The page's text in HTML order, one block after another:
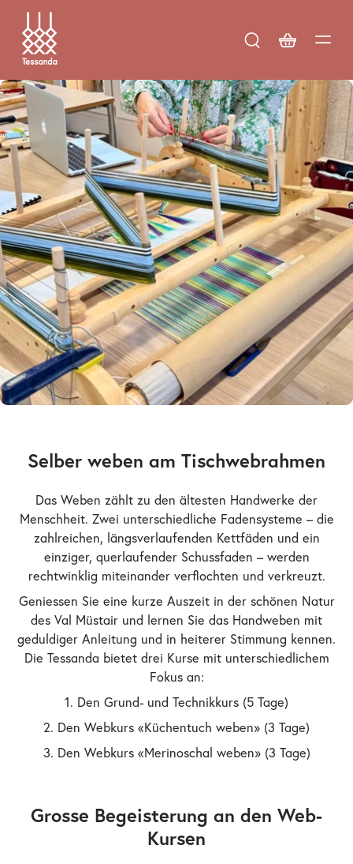
Selber weben am Tischwebrahmen
Das Weben zählt zu den ältesten Handwerke der
Menschheit. Zwei unterschiedliche Fadensysteme – die
zahlreichen, längsverlaufenden Kettfäden und ein
einziger, querlaufender Schussfaden – werden
rechtwinklig miteinander verflochten und verkreuzt.
Geniessen Sie eine kurze Auszeit in der schönen Natur
des Val Müstair und lernen Sie das Handweben mit
geduldiger Anleitung und in heiterer Stimmung kennen.
Die Tessanda bietet drei Kurse mit unterschiedlichem
Fokus an:
1. Den Grund- und Technikkurs (5 Tage)
2. Den Webkurs «Küchentuch weben» (3 Tage)
3. Den Webkurs «Merinoschal weben» (3 Tage)
Grosse Begeisterung an den Web-
Kursen